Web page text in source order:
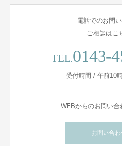
電話でのお問
ご相談はこ
TEL.0143-
受付時間 / 午前10
WEBからのお問い合
お問い合わ